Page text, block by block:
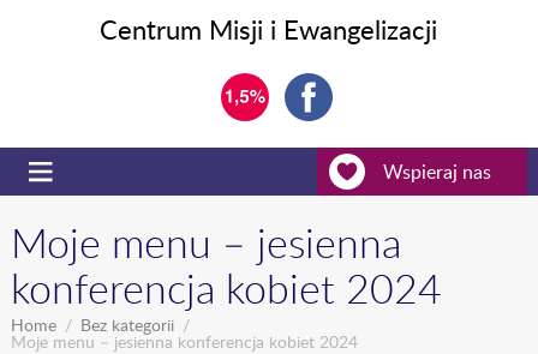
Centrum Misji i Ewangelizacji
Wspieraj nas
Moje menu – jesienna
konferencja kobiet 2024
Home Bez kategorii
Moje menu – jesienna konferencja kobiet 2024